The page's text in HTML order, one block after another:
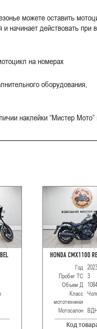
можете оставить
начинает действовать при
на номерах
оборудования,
наклейки “Мистер Мото”
HONDA CMX1100
Год 2023
Пробег ТС 3
Объем Д
1084
Класс
мототехники
Мотосалон
Код